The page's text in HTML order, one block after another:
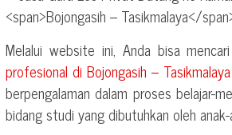
Melalui website ini, Anda bisa
profesional di Bojongasih – Tasikmalaya
berpengalaman dalam proses belajar-
bidang studi yang dibutuhkan oleh anak-